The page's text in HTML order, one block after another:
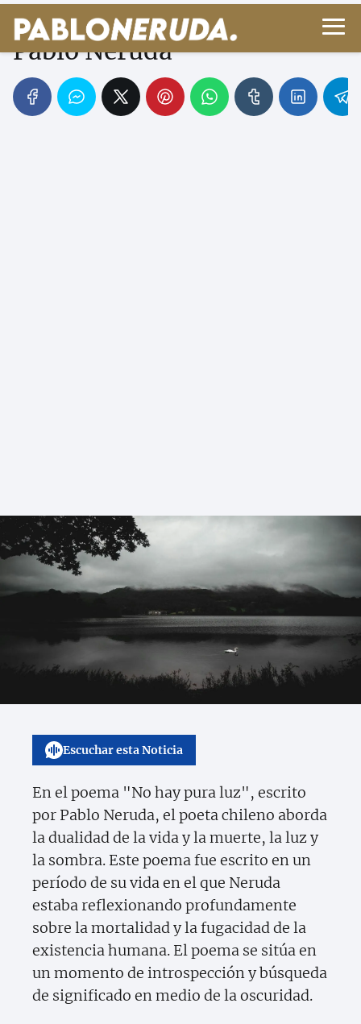
No hay pura luz - Poema de
Pablo Neruda
Escuchar esta Noticia
En el poema "No hay pura luz", escrito
por Pablo Neruda, el poeta chileno aborda
la dualidad de la vida y la muerte, la luz y
la sombra. Este poema fue escrito en un
período de su vida en el que Neruda
estaba reflexionando profundamente
sobre la mortalidad y la fugacidad de la
existencia humana. El poema se sitúa en
un momento de introspección y búsqueda
de significado en medio de la oscuridad.